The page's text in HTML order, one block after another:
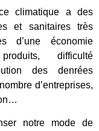
climatique a des
et sanitaires très
d’une économie
difficulté
des denrées
d’entreprises,
notre mode de